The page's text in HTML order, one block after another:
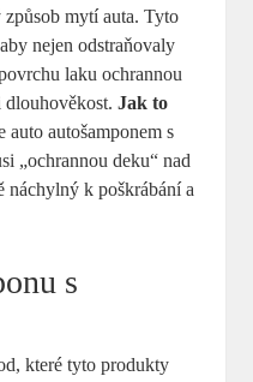
mytí auta. Tyto
nejen odstraňovaly
laku ochrannou
dlouhověkost.Jak to
auto autošamponem s
„ochrannou deku“ nad
náchylný k poškrábání a
s
které tyto produkty